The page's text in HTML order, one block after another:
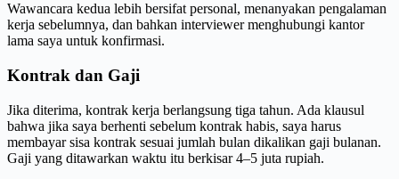
Wawancara kedua lebih bersifat personal, menanyakan pengalaman
kerja sebelumnya, dan bahkan interviewer menghubungi kantor
lama saya untuk konfirmasi.
Kontrak dan Gaji
Jika diterima, kontrak kerja berlangsung tiga tahun. Ada klausul
bahwa jika saya berhenti sebelum kontrak habis, saya harus
membayar sisa kontrak sesuai jumlah bulan dikalikan gaji bulanan.
Gaji yang ditawarkan waktu itu berkisar 4–5 juta rupiah.